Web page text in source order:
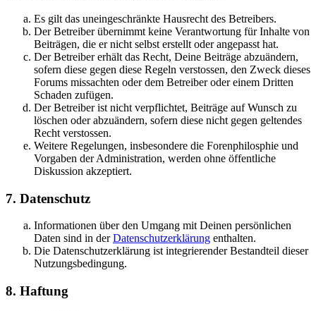
Es gilt das uneingeschränkte Hausrecht des Betreibers.
Der Betreiber übernimmt keine Verantwortung für Inhalte von
Beiträgen, die er nicht selbst erstellt oder angepasst hat.
Der Betreiber erhält das Recht, Deine Beiträge abzuändern,
sofern diese gegen diese Regeln verstossen, den Zweck dieses
Forums missachten oder dem Betreiber oder einem Dritten
Schaden zufügen.
Der Betreiber ist nicht verpflichtet, Beiträge auf Wunsch zu
löschen oder abzuändern, sofern diese nicht gegen geltendes
Recht verstossen.
Weitere Regelungen, insbesondere die Forenphilosphie und
Vorgaben der Administration, werden ohne öffentliche
Diskussion akzeptiert.
7. Datenschutz
Informationen über den Umgang mit Deinen persönlichen
Daten sind in derDatenschutzerklärung enthalten.
Die Datenschutzerklärung ist integrierender Bestandteil dieser
Nutzungsbedingung.
8. Haftung